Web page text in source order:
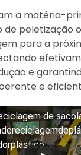
a matéria-
de peletização
para a
e
e
de